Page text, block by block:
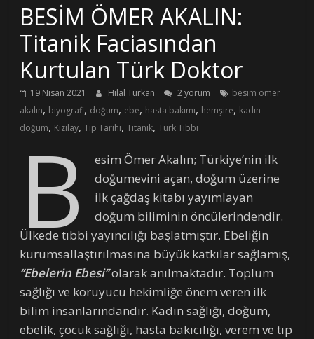
BESİM ÖMER AKALIN:
Titanik Faciasından
Kurtulan Türk Doktor
19 Nisan 2021 Hilal Türkan 2 yorum
besim ömer
akalın, biyografi, doğum, ebe, hasta bakımı, hemşire, kadın
doğum, Kızılay,Tıp Tarihi,Titanik,Türk Tıbbı
B
esim Ömer Akalın; Türkiye’nin ilk
doğumevini açan, doğum üzerine
ilk çağdaş kitabı yayımlayan
doğum biliminin öncülerindendir.
Ülkede tıbbi yayıncılığı başlatmıştır. Ebeliğin
kurumsallaştırılmasına büyük katkılar sağlamış,
‘’Ebelerin Ebesi’’olarak anılmaktadır. Toplum
sağlığı ve koruyucu hekimliğe önem veren ilk
bilim insanlarındandır. Kadın sağlığı, doğum,
ebelik, çocuk sağlığı, hasta bakıcılığı, verem ve tıp